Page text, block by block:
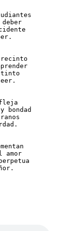
bondad
amor